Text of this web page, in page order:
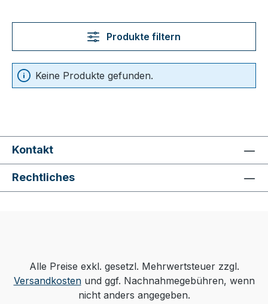
Produkte filtern
Keine Produkte gefunden.
Kontakt
Rechtliches
Alle Preise exkl. gesetzl. Mehrwertsteuer zzgl.
Versandkostenund ggf. Nachnahmegebühren, wenn
nicht anders angegeben.